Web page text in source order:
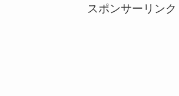
スポンサーリンク